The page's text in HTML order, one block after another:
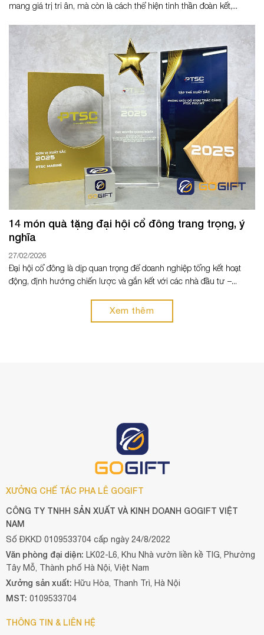
mang giá trị tri ân, mà còn là cách thể hiện tinh thần đoàn kết,...
14 món quà tặng đại hội cổ đông trang trọng, ý
nghĩa
27/02/2026
Đại hội cổ đông là dịp quan trọng để doanh nghiệp tổng kết hoạt
động, định hướng chiến lược và gắn kết với các nhà đầu tư –...
Xem thêm
XƯỞNG CHẾ TÁC PHA LÊ GOGIFT
CÔNG TY TNHH SẢN XUẤT VÀ KINH DOANH GOGIFT VIỆT
NAM
Số ĐKKD 0109533704 cấp ngày 24/8/2022
Văn phòng đại diện: LK02-L6, Khu Nhà vườn liền kề TIG, Phường
Tây Mỗ, Thành phố Hà Nội, Việt Nam
Xưởng sản xuất: Hữu Hòa, Thanh Trì, Hà Nội
MST: 0109533704
THÔNG TIN & LIÊN HỆ